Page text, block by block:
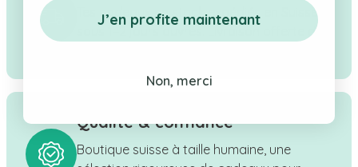
Tes cadeaux en stock expédiés en Suisse
sous 1–2 jours ouvrés. Livraison offerte dès
Qualité & confiance
Boutique suisse à taille humaine, une
J’en profite maintenant
Non, merci